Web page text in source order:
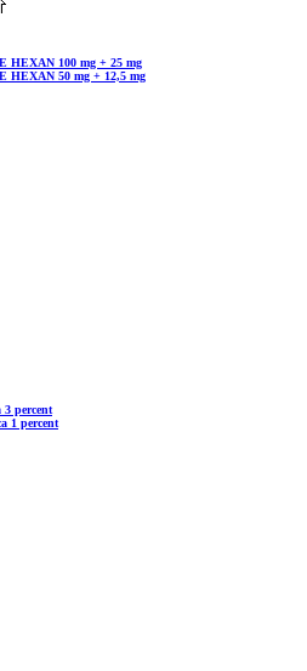
HEXAN 100 mg + 25 mg
HEXAN 50 mg + 12,5 mg
percent
1 percent